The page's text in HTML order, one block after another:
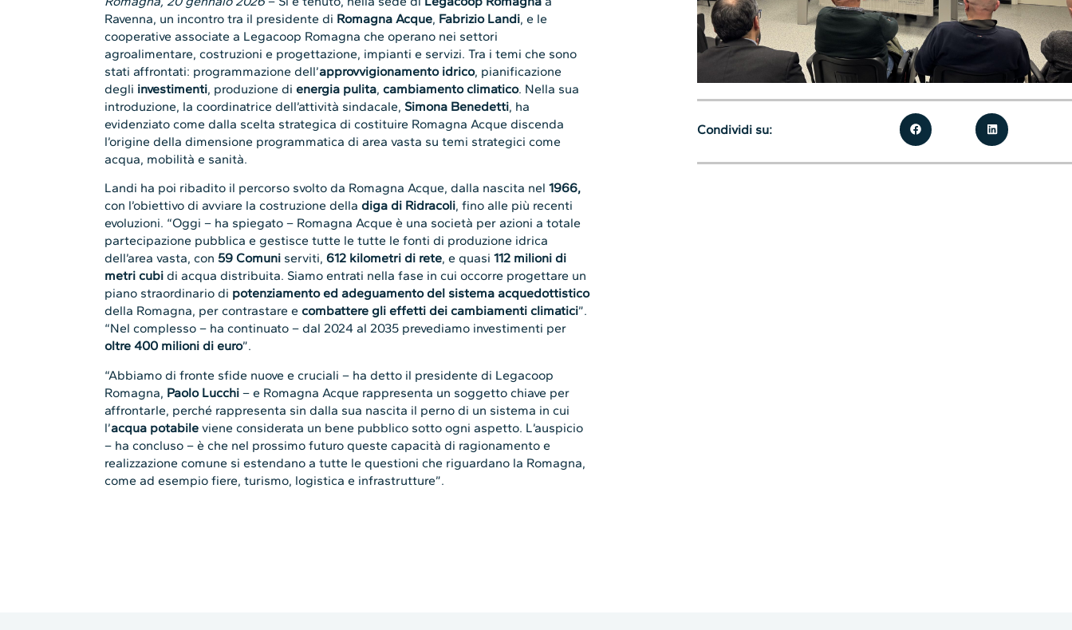
Ravenna, un incontro tra il presidente di Romagna Acque, Fabrizio Landi, e le
cooperative associate a Legacoop Romagna che operano nei settori
agroalimentare, costruzioni e progettazione, impianti e servizi. Tra i temi che sono
stati affrontati: programmazione dell’approvvigionamento idrico, pianificazione
degli investimenti, produzione dienergia pulita,cambiamento climatico. Nella sua
introduzione, la coordinatrice dell’attività sindacale, Simona Benedetti, ha
evidenziato come dalla scelta strategica di costituire Romagna Acque discenda
l’origine della dimensione programmatica di area vasta su temi strategici come
acqua, mobilità e sanità.
Landi ha poi ribadito il percorso svolto da Romagna Acque, dalla nascita nel1966,
con l’obiettivo di avviare la costruzione delladiga di Ridracoli, fino alle più recenti
evoluzioni. “Oggi – ha spiegato – Romagna Acque è una società per azioni a totale
partecipazione pubblica e gestisce tutte le tutte le fonti di produzione idrica
dell’area vasta, con 59 Comuni serviti,612 kilometri di rete, e quasi112 milioni di
metri cubi di acqua distribuita. Siamo entrati nella fase in cui occorre progettare un
piano straordinario di potenziamento ed adeguamento del sistema acquedottistico
della Romagna, per contrastare ecombattere gli effetti dei cambiamenti climatici”.
“Nel complesso – ha continuato – dal 2024 al 2035 prevediamo investimenti per
oltre 400 milioni di euro”.
“Abbiamo di fronte sfide nuove e cruciali – ha detto il presidente di Legacoop
Romagna, Paolo Lucchi – e Romagna Acque rappresenta un soggetto chiave per
affrontarle, perché rappresenta sin dalla sua nascita il perno di un sistema in cui
l’acqua potabile viene considerata un bene pubblico sotto ogni aspetto. L’auspicio
– ha concluso – è che nel prossimo futuro queste capacità di ragionamento e
realizzazione comune si estendano a tutte le questioni che riguardano la Romagna,
come ad esempio fiere, turismo, logistica e infrastrutture”.
Condividi su: